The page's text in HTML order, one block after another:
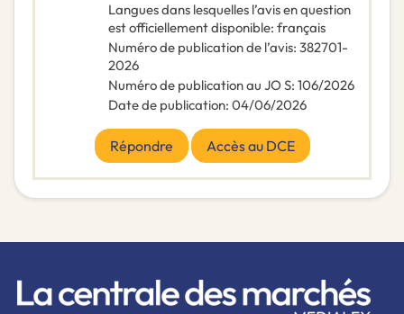
Langues dans lesquelles l’avis en question
est officiellement disponible: français
Numéro de publication de l’avis: 382701-
2026
Numéro de publication au JO S: 106/2026
Date de publication: 04/06/2026
Répondre Accès au DCE